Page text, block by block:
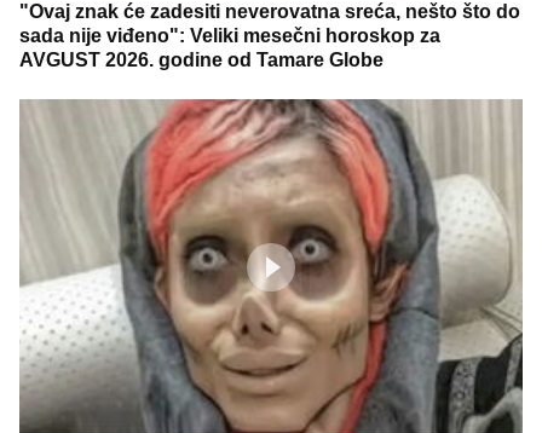
"Ovaj znak će zadesiti neverovatna sreća, nešto što do
sada nije viđeno": Veliki mesečni horoskop za
AVGUST 2026. godine od Tamare Globe